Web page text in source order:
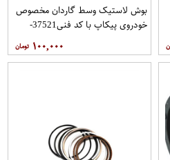
بوش لاستیک وسط گاردان مخصوص
خودروی پیکاپ با کد فنی37521-
۱۰۰,۰۰۰